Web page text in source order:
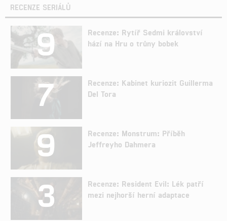
RECENZE SERIÁLŮ
9
Recenze: Rytíř Sedmi království
hází na Hru o trůny bobek
7
Recenze: Kabinet kuriozit Guillerma
Del Tora
9
Recenze: Monstrum: Příběh
Jeffreyho Dahmera
3
Recenze: Resident Evil: Lék patří
mezi nejhorší herní adaptace